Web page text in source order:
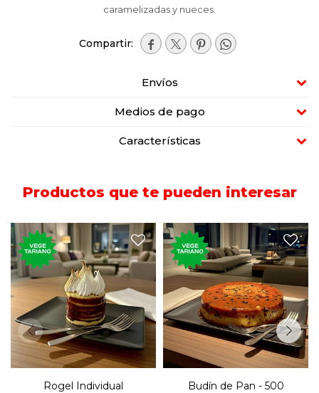
caramelizadas y nueces.
   
Envíos
Medios de pago
Características
Productos que te pueden interesar
Postre con milhojas de dulce
de leche y merengue.
Rogel Individual
500 gramos del clásico
postre elaborado con pan,
huevos, vainilla, pasas y
azúcar.
Budín de Pan - 500